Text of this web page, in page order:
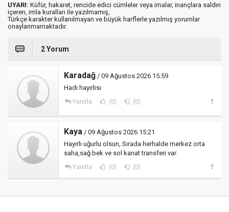
UYARI: Küfür, hakaret, rencide edici cümleler veya imalar, inançlara saldırı
içeren, imla kuralları ile yazılmamış,
Türkçe karakter kullanılmayan ve büyük harflerle yazılmış yorumlar
onaylanmamaktadır.
2 Yorum
Karadağ / 09 Ağustos 2026 15:59
Hadi hayırlısı
Yanıtla (0) (0)
Kaya / 09 Ağustos 2026 15:21
Hayırlı uğurlu olsun, Sırada herhalde merkez orta
saha,sağ bek ve sol kanat transferi var.
Yanıtla (0) (0)